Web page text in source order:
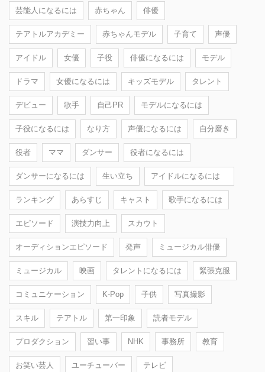
芸能人になるには 赤ちゃん 俳優
テアトルアカデミー 赤ちゃんモデル 子育て 声優
アイドル 女優 子役 俳優になるには モデル
ドラマ 女優になるには キッズモデル タレント
デビュー 歌手 自己PR モデルになるには
子役になるには なり方 声優になるには 自分磨き
役者 ママ ダンサー 役者になるには
ダンサーになるには 生い立ち アイドルになるには
ランキング あらすじ キャスト 歌手になるには
エピソード 演技力向上 スカウト
オーディションエピソード 発声 ミュージカル俳優
ミュージカル 映画 タレントになるには 緊張克服
コミュニケーション K-Pop 子供 写真撮影
スキル テアトル 第一印象 読者モデル
プロダクション 習い事 NHK 事務所 教育
お笑い芸人 ユーチューバー テレビ